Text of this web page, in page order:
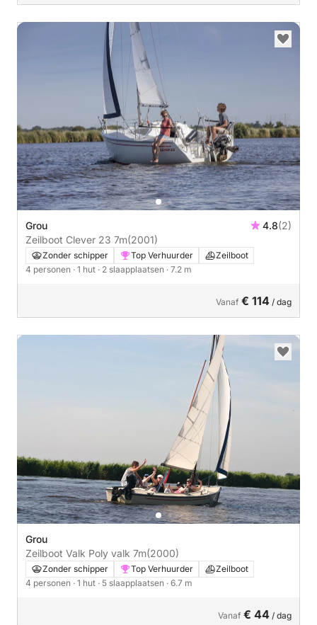
Grou 4.8(2)
Zeilboot Clever 23 7m(2001)
Zonder schipper Top Verhuurder
Zeilboot
4 personen · 1 hut · 2 slaapplaatsen · 7.2 m
Vanaf € 114 / dag
Grou
Zeilboot Valk Poly valk 7m(2000)
Zonder schipper Top Verhuurder
Zeilboot
4 personen · 1 hut · 5 slaapplaatsen · 6.7 m
Vanaf € 44 / dag